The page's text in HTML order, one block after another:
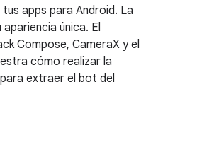
apps para Android. La
única. El
Compose, CameraX y el
cómo realizar la
extraer el bot del